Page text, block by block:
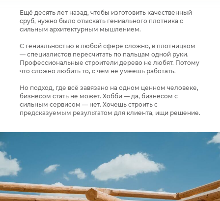
⁣Ещё десять лет назад, чтобы изготовить качественный
сруб, нужно было отыскать гениального плотника с
сильным архитектурным мышлением.
С гениальностью в любой сфере сложно, в плотницком
— специалистов пересчитать по пальцам одной руки.
Профессиональные строители дерево не любят. Потому
что сложно любить то, с чем не умеешь работать.
Но подход, где всё завязано на одном ценном человеке,
бизнесом стать не может. Хобби — да, бизнесом с
сильным сервисом — нет. Хочешь строить с
предсказуемым результатом для клиента, ищи решение.⁣⁣